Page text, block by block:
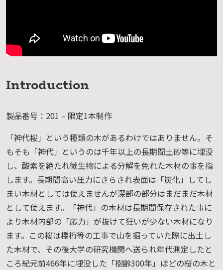
Introduction
製品番号：201 – 限定1本制作
「神代桜」という種類の木があるわけではありません。そ
もそも「神代」というのは千年以上の長期間土砂等に埋没
し、酸素を絶たれ微生物による分解を免れた木材の事を指
します。長期間高い圧力にさらされ表面は「炭化」してし
まい木材としては使えませんが深部の部分はまだまだ木材
として使えます。「神代」の木材は長期間保存された事に
より木材内部の「応力」が抜けて狂いが少ない木材になり
ます。この桜は橋桁等の工事で山を掘っていた際に出土し
た木材で、その後大学の研究機関へ送られ年代測定したと
ころ紀元前466年に埋没した「樹齢300年」ほどの桜の木と